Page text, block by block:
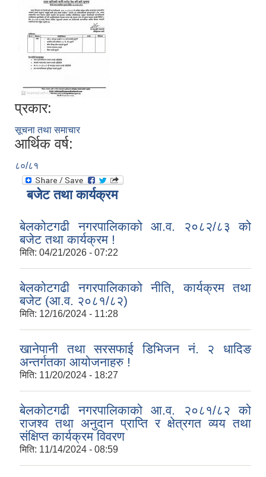
प्रकार:
सूचना तथा समाचार
आर्थिक वर्ष:
८०/८१
बजेट तथा कार्यक्रम
बेलकोटगढी नगरपालिकाको आ.व. २०८२/८३ को
बजेट तथा कार्यक्रम !
मिति: 04/21/2026 - 07:22
बेलकोटगढी नगरपालिकाको नीति, कार्यक्रम तथा
बजेट (आ.व. २०८१/८२)
मिति: 12/16/2024 - 11:28
खानेपानी तथा सरसफाई डिभिजन नं. २ धादिङ
अन्तर्गतका आयोजनाहरु !
मिति: 11/20/2024 - 18:27
बेलकोटगढी नगरपालिकाको आ.व. २०८१/८२ को
राजश्व तथा अनुदान प्राप्ति र क्षेत्रगत व्यय तथा
संक्षिप्त कार्यक्रम विवरण
मिति: 11/14/2024 - 08:59